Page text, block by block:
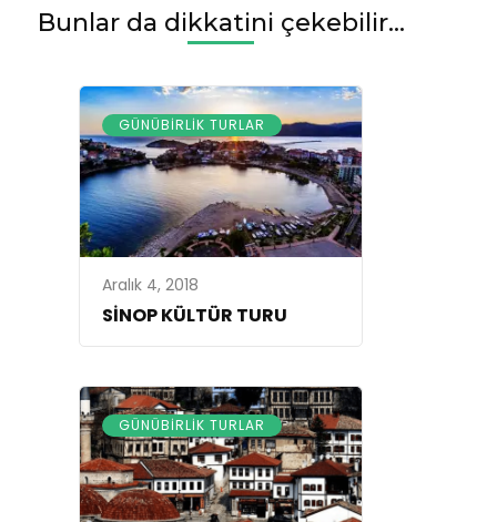
Bunlar da dikkatini çekebilir...
GÜNÜBIRLIK TURLAR
Aralık 4, 2018
SİNOP KÜLTÜR TURU
GÜNÜBIRLIK TURLAR